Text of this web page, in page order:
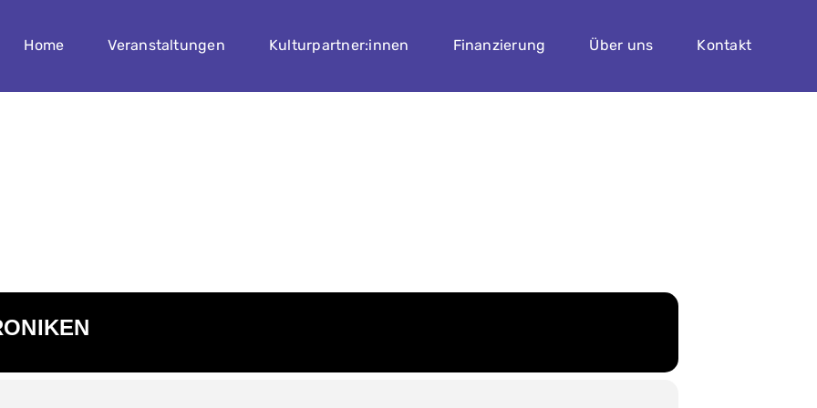
Home Veranstaltungen Kulturpartner:innen Finanzierung Über uns Kontakt